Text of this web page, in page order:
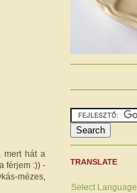
mert hát a
férjem :)) -
mézes,
TRANSLATE
Select Language